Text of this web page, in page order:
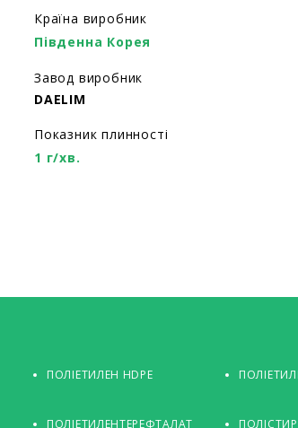
Країна виробник
Південна Корея
Завод виробник
DAELIM
Показник плинності
1 г/хв.
ПОЛІЕТИЛЕН HDPE
ПОЛІЕТИЛЕНТЕРЕФТАЛАТ